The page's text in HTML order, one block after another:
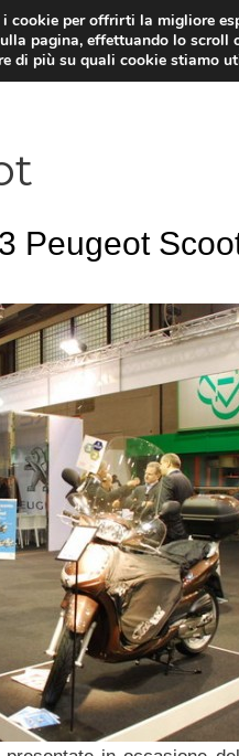
Peugeot
cookie per offrirti la migliore
pagina, effettuando lo scroll
di più su quali cookie stiamo